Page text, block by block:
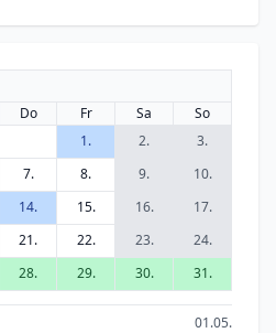
Do Fr Sa
So
1.
2.
3.
7. 8. 9.
10.
14. 15. 16.
17.
21. 22. 23.
24.
28. 29. 30. 31.
01.05.